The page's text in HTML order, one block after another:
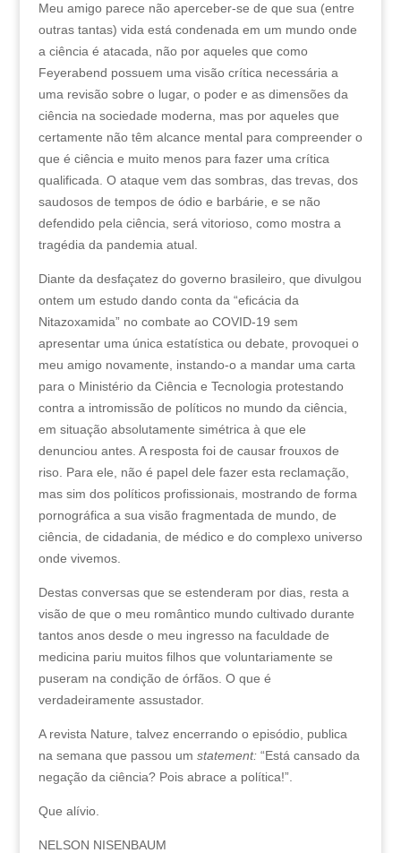
Meu amigo parece não aperceber-se de que sua (entre
outras tantas) vida está condenada em um mundo onde
a ciência é atacada, não por aqueles que como
Feyerabend possuem uma visão crítica necessária a
uma revisão sobre o lugar, o poder e as dimensões da
ciência na sociedade moderna, mas por aqueles que
certamente não têm alcance mental para compreender o
que é ciência e muito menos para fazer uma crítica
qualificada. O ataque vem das sombras, das trevas, dos
saudosos de tempos de ódio e barbárie, e se não
defendido pela ciência, será vitorioso, como mostra a
tragédia da pandemia atual.
Diante da desfaçatez do governo brasileiro, que divulgou
ontem um estudo dando conta da “eficácia da
Nitazoxamida” no combate ao COVID-19 sem
apresentar uma única estatística ou debate, provoquei o
meu amigo novamente, instando-o a mandar uma carta
para o Ministério da Ciência e Tecnologia protestando
contra a intromissão de políticos no mundo da ciência,
em situação absolutamente simétrica à que ele
denunciou antes. A resposta foi de causar frouxos de
riso. Para ele, não é papel dele fazer esta reclamação,
mas sim dos políticos profissionais, mostrando de forma
pornográfica a sua visão fragmentada de mundo, de
ciência, de cidadania, de médico e do complexo universo
onde vivemos.
Destas conversas que se estenderam por dias, resta a
visão de que o meu romântico mundo cultivado durante
tantos anos desde o meu ingresso na faculdade de
medicina pariu muitos filhos que voluntariamente se
puseram na condição de órfãos. O que é
verdadeiramente assustador.
A revista Nature, talvez encerrando o episódio, publica
na semana que passou um statement: “Está cansado da
negação da ciência? Pois abrace a política!”.
Que alívio.
NELSON NISENBAUM